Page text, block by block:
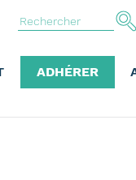
ADHÉRER